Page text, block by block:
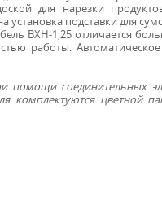
для нарезки
подставки для
ВХН-1,25 отличается
работы.
соединительных
комплектуются цветной